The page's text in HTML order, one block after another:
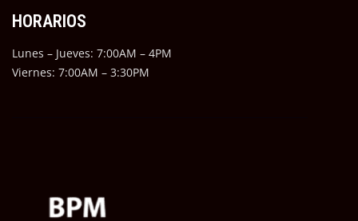
HORARIOS
Lunes – Jueves: 7:00AM – 4PM
Viernes: 7:00AM – 3:30PM